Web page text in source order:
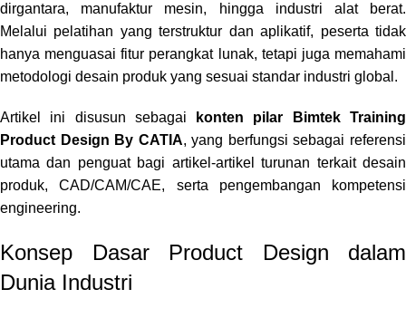
dirgantara, manufaktur mesin, hingga industri alat berat.
Melalui pelatihan yang terstruktur dan aplikatif, peserta tidak
hanya menguasai fitur perangkat lunak, tetapi juga memahami
metodologi desain produk yang sesuai standar industri global.
Artikel ini disusun sebagai
konten pilar Bimtek Training
Product Design By CATIA, yang berfungsi sebagai referensi
utama dan penguat bagi artikel-artikel turunan terkait desain
produk, CAD/CAM/CAE, serta pengembangan kompetensi
engineering.
Konsep Dasar Product Design dalam
Dunia Industri